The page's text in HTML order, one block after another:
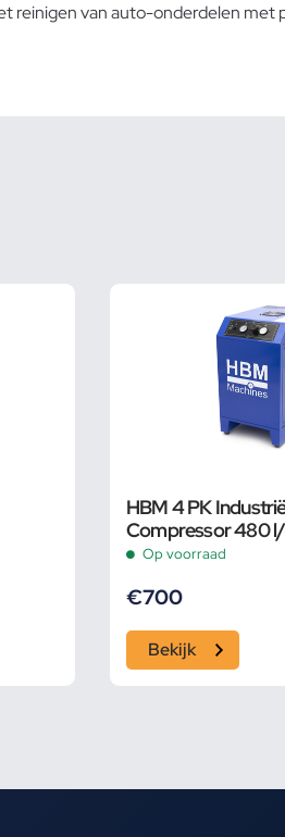
reinigen van auto-onderdelen met
HBM 4 PK
Compressor 480
Op voorraad
€700
Bekijk